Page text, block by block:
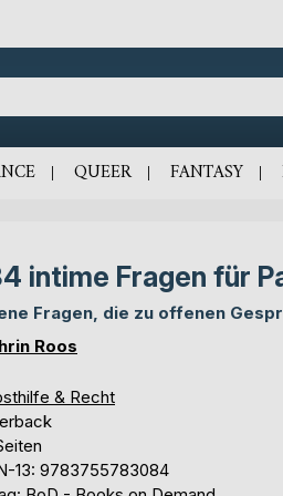
QUEER FANTASY
intime Fragen für
Fragen, die zu offenen
Roos
& Recht
13: 9783755783084